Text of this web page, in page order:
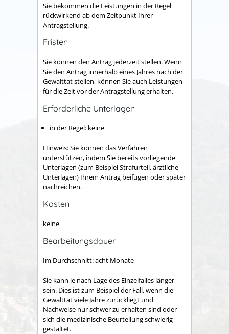
Sie bekommen die Leistungen in der Regel
rückwirkend ab dem Zeitpunkt Ihrer
Antragstellung.
Fristen
Sie können den Antrag jederzeit stellen. Wenn
Sie den Antrag innerhalb eines Jahres nach der
Gewalttat stellen, können Sie auch Leistungen
für die Zeit vor der Antragstellung erhalten.
Erforderliche Unterlagen
in der Regel: keine
Hinweis: Sie können das Verfahren
unterstützen, indem Sie bereits vorliegende
Unterlagen (zum Beispiel Strafurteil, ärztliche
Unterlagen) Ihrem Antrag beifügen oder später
nachreichen.
Kosten
keine
Bearbeitungsdauer
Im Durchschnitt: acht Monate
Sie kann je nach Lage des Einzelfalles länger
sein. Dies ist zum Beispiel der Fall, wenn die
Gewalttat viele Jahre zurückliegt und
Nachweise nur schwer zu erhalten sind oder
sich die medizinische Beurteilung schwierig
gestaltet.